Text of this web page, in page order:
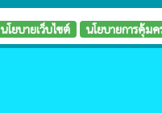
นโยบายเว็บไซต์ นโยบายการคุ้ม